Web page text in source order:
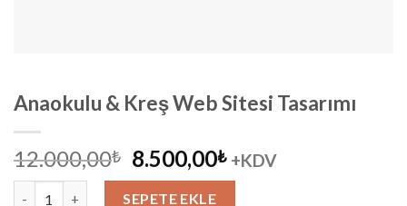
Anaokulu & Kreş Web Sitesi Tasarımı
12.000,00₺ Orijinal
fiyat:
8.500,00₺Şu
andaki
+KDV
SEPETE EKLE